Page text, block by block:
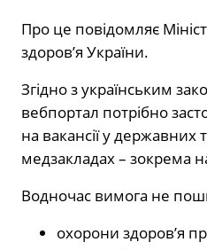
Про це повідомляє
здоров’я України.
Згідно з українським
вебпортал потрібно
на вакансії у
медзакладах – зокрема
Водночас вимога не
охорони здоров’я